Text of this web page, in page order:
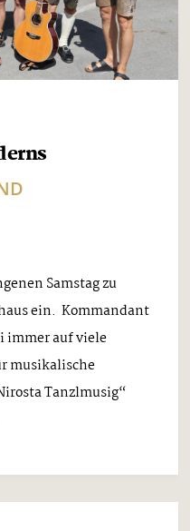
Samstag zu
ein. Kommandant
immer auf viele
musikalische
Tanzlmusig“